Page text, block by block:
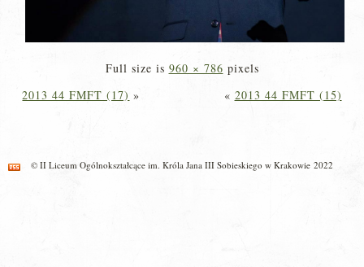
Full size is 960 × 786 pixels
2013 44 FMFT (17) » « 2013 44 FMFT (15)
© II Liceum Ogólnokształcące im. Króla Jana III Sobieskiego w Krakowie 2022